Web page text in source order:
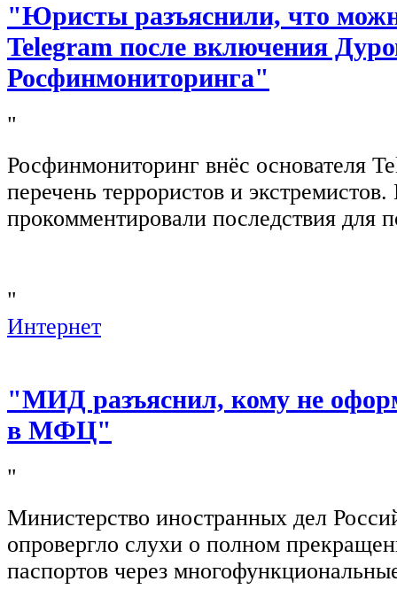
"Юристы разъяснили, что
Telegram после включения
Росфинмониторинга"
"
Росфинмониторинг внёс основателя
перечень террористов и
прокомментировали последствия для
"
Интернет
"МИД разъяснил, кому не
в МФЦ"
"
Министерство иностранных дел
опровергло слухи о полном
паспортов через